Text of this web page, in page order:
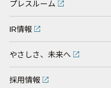
プレスルーム
IR情報
やさしさ、未来へ
採用情報